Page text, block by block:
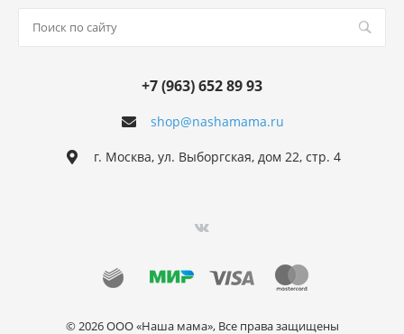
shop@nashamama.ru
+7 (963) 652 89 93
г. Москва, ул. Выборгская, дом 22, стр. 4
© 2026 ООО «Наша мама», Все права защищены